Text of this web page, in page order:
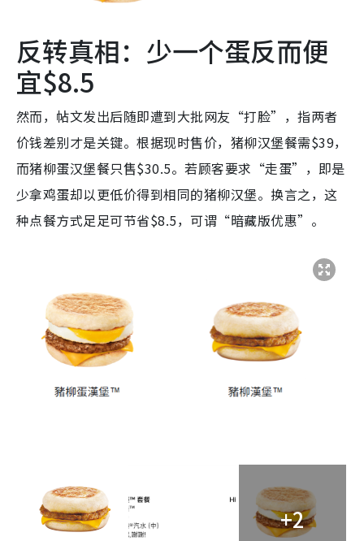
反转真相：少一个蛋反而便
宜$8.5
然而，帖文发出后随即遭到大批网友“打脸”，指两者
价钱差别才是关键。根据现时售价，猪柳汉堡餐需$39，
而猪柳蛋汉堡餐只售$30.5。若顾客要求“走蛋”，即是
少拿鸡蛋却以更低价得到相同的猪柳汉堡。换言之，这
种点餐方式足足可节省$8.5，可谓“暗藏版优惠”。
+2